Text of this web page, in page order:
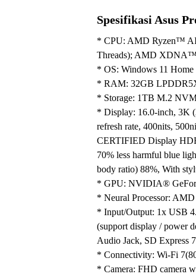
Spesifikasi Asus
* CPU: AMD Ryzen™ AI
Threads); AMD
* OS: Windows 11 Home
* RAM: 32GB
* Storage: 1TB M.2
* Display: 16.0-inch, 3K
refresh rate, 400nits,
CERTIFIED Display
70% less harmful blue
body ratio) 88%, With
* GPU: NVIDIA®
* Neural Processor:
* Input/Output: 1x USB
(support display / power
Audio Jack, SD Express
* Connectivity: Wi-Fi
* Camera: FHD camera